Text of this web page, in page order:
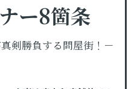
ー8箇条
剣勝負する問屋街！－